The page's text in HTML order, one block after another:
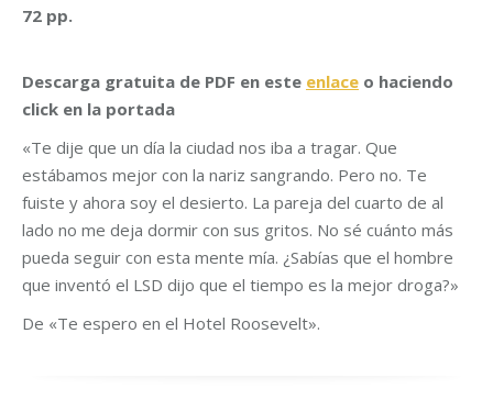
72 pp.
Descarga gratuita de PDF en este enlace o haciendo
click en la portada
«Te dije que un día la ciudad nos iba a tragar. Que
estábamos mejor con la nariz sangrando. Pero no. Te
fuiste y ahora soy el desierto. La pareja del cuarto de al
lado no me deja dormir con sus gritos. No sé cuánto más
pueda seguir con esta mente mía. ¿Sabías que el hombre
que inventó el LSD dijo que el tiempo es la mejor droga?»
De «Te espero en el Hotel Roosevelt».